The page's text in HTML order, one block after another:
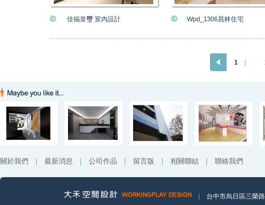
佳福皇璽 室內設計 Wpd_1306員林住宅
1 |
關於我們 最新消息 公司作品 留言版 相關聯結 聯絡我們
| 台中市烏日區三榮